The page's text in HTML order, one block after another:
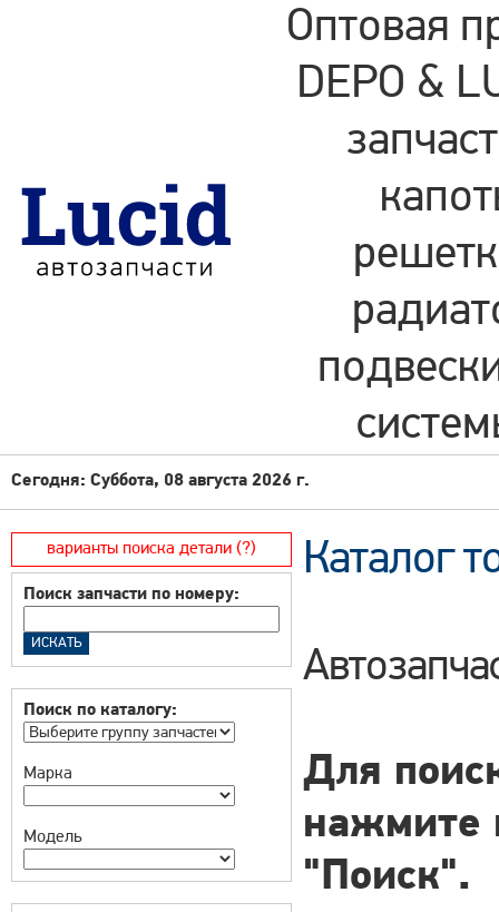
Оптовая
DEPO &
Сегодня: Суббота, 08 августа 2026 г.
варианты поиска детали (?)
Поиск запчасти по номеру:
Поиск по каталогу:
Марка
Модель
Каталог
Для
нажмите
"Поиск".